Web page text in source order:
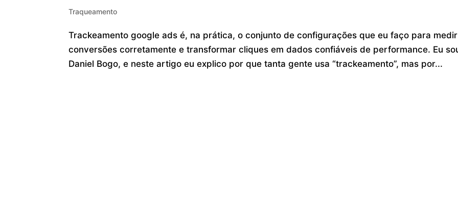
Traqueamento
Trackeamento google ads é, na prática, o conjunto de configurações que eu faço para medir
conversões corretamente e transformar cliques em dados confiáveis de performance. Eu
Daniel Bogo, e neste artigo eu explico por que tanta gente usa “trackeamento”, mas por...